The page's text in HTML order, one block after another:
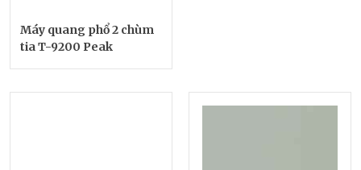
Máy quang phổ 2 chùm
tia T-9200 Peak